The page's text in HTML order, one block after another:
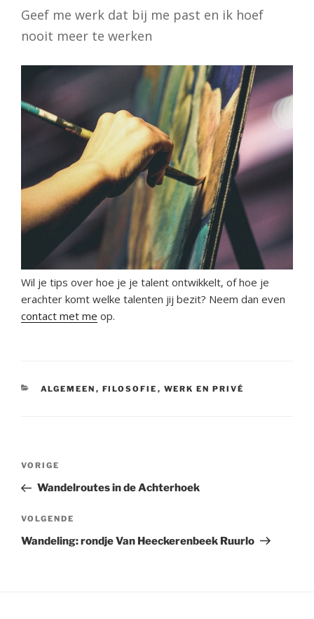
Geef me werk dat bij me past en ik hoef
nooit meer te werken
Wil je tips over hoe je je talent ontwikkelt, of hoe je
erachter komt welke talenten jij bezit? Neem dan even
contact met me op.
CATEGORIEËN
ALGEMEEN , FILOSOFIE , WERK EN PRIVÉ
Bericht
Vorig
bericht
VORIGE
Wandelroutes in de Achterhoek
Volgend
bericht
VOLGENDE
Wandeling: rondje Van Heeckerenbeek Ruurlo